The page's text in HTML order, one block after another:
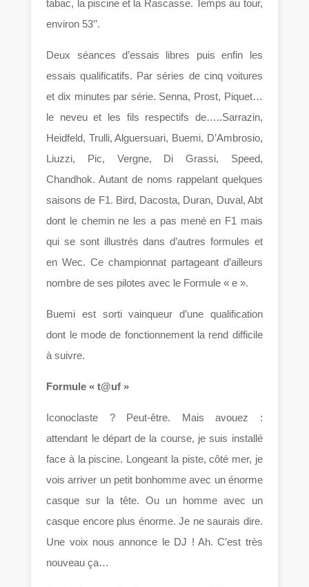
tabac, la piscine et la Rascasse. Temps au tour,
environ 53’’.
Deux séances d’essais libres puis enfin les
essais qualificatifs. Par séries de cinq voitures
et dix minutes par série. Senna, Prost, Piquet…
le neveu et les fils respectifs de…..Sarrazin,
Heidfeld, Trulli, Alguersuari, Buemi, D’Ambrosio,
Liuzzi, Pic, Vergne, Di Grassi, Speed,
Chandhok. Autant de noms rappelant quelques
saisons de F1. Bird, Dacosta, Duran, Duval, Abt
dont le chemin ne les a pas mené en F1 mais
qui se sont illustrés dans d’autres formules et
en Wec. Ce championnat partageant d’ailleurs
nombre de ses pilotes avec le Formule « e ».
Buemi est sorti vainqueur d’une qualification
dont le mode de fonctionnement la rend difficile
à suivre.
Formule « t@uf »
Iconoclaste ? Peut-être. Mais avouez :
attendant le départ de la course, je suis installé
face à la piscine. Longeant la piste, côté mer, je
vois arriver un petit bonhomme avec un énorme
casque sur la tête. Ou un homme avec un
casque encore plus énorme. Je ne saurais dire.
Une voix nous annonce le DJ ! Ah. C’est très
nouveau ça…